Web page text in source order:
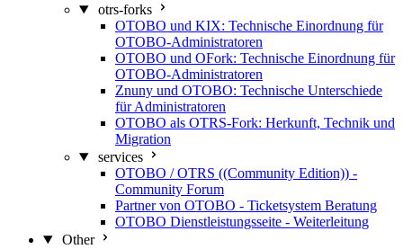
otrs-forks
OTOBO und KIX: Technische Einordnung für
OTOBO-Administratoren
OTOBO und OFork: Technische Einordnung für
OTOBO-Administratoren
Znuny und OTOBO: Technische Unterschiede
für Administratoren
OTOBO als OTRS-Fork: Herkunft, Technik und
Migration
services
OTOBO / OTRS ((Community Edition)) -
Community Forum
Partner von OTOBO - Ticketsystem Beratung
OTOBO Dienstleistungsseite - Weiterleitung
Other